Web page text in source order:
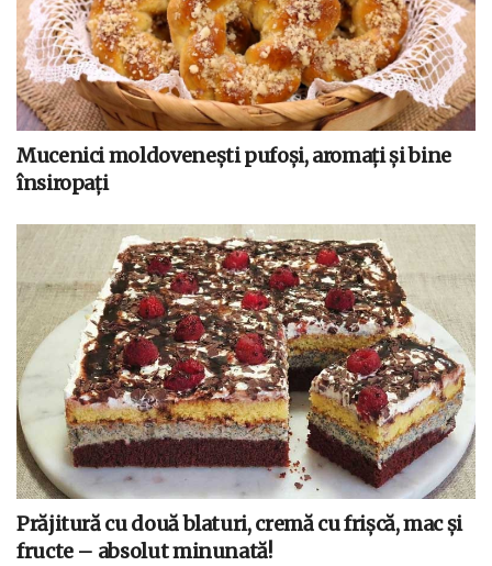
Mucenici moldovenești pufoși, aromați și bine
însiropați
Prăjitură cu două blaturi, cremă cu frișcă, mac și
fructe – absolut minunată!